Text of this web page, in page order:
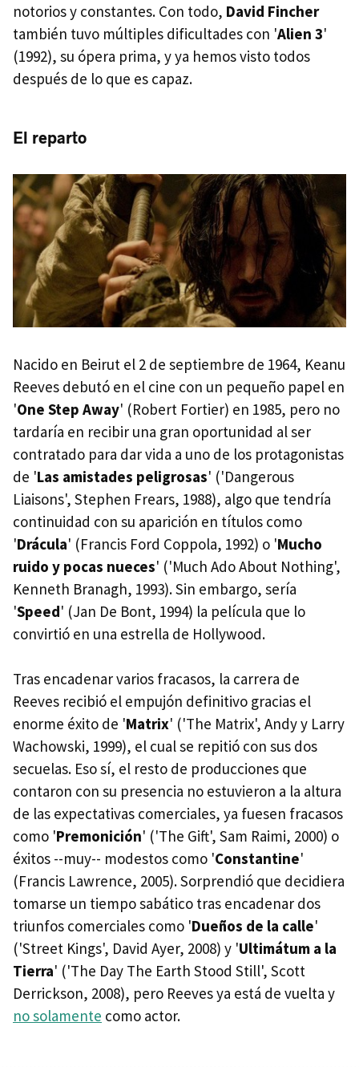
notorios y constantes. Con todo, David Fincher
también tuvo múltiples dificultades con 'Alien 3'
(1992), su ópera prima, y ya hemos visto todos
después de lo que es capaz.
El reparto
Nacido en Beirut el 2 de septiembre de 1964, Keanu
Reeves debutó en el cine con un pequeño papel en
'One Step Away' (Robert Fortier) en 1985, pero no
tardaría en recibir una gran oportunidad al ser
contratado para dar vida a uno de los protagonistas
de 'Las amistades peligrosas' ('Dangerous
Liaisons', Stephen Frears, 1988), algo que tendría
continuidad con su aparición en títulos como
'Drácula' (Francis Ford Coppola, 1992) o 'Mucho
ruido y pocas nueces' ('Much Ado About Nothing',
Kenneth Branagh, 1993). Sin embargo, sería
'Speed' (Jan De Bont, 1994) la película que lo
convirtió en una estrella de Hollywood.
Tras encadenar varios fracasos, la carrera de
Reeves recibió el empujón definitivo gracias el
enorme éxito de 'Matrix' ('The Matrix', Andy y Larry
Wachowski, 1999), el cual se repitió con sus dos
secuelas. Eso sí, el resto de producciones que
contaron con su presencia no estuvieron a la altura
de las expectativas comerciales, ya fuesen fracasos
como 'Premonición' ('The Gift', Sam Raimi, 2000) o
éxitos --muy-- modestos como 'Constantine'
(Francis Lawrence, 2005). Sorprendió que decidiera
tomarse un tiempo sabático tras encadenar dos
triunfos comerciales como 'Dueños de la calle'
('Street Kings', David Ayer, 2008) y 'Ultimátum a la
Tierra' ('The Day The Earth Stood Still', Scott
Derrickson, 2008), pero Reeves ya está de vuelta y
no solamente como actor.